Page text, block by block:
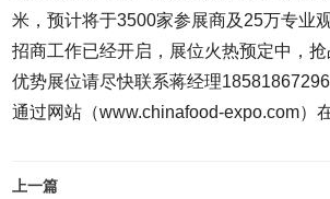
米，预计将于3500家参展商及25万专业
招商工作已经开启，展位火热预定中，
优势展位请尽快联系蒋经理
通过网站（www.chinafood-expo.com）
上一篇